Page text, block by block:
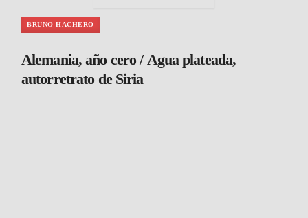
BRUNO HACHERO
Alemania, año cero / Agua plateada,
autorretrato de Siria